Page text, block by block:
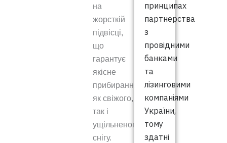
на
жорсткій
підвісці,
що
гарантує
якісне
прибирання
як свіжого,
так і
ущільненого
снігу.
принципах
партнерства
з
провідними
банками
та
лізинговими
компаніями
України,
тому
здатні